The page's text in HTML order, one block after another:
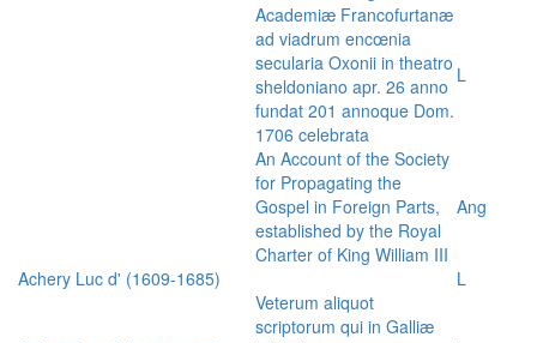
Academiæ Francofurtanæ
ad viadrum encœnia
secularia Oxonii in theatro
sheldoniano apr. 26 anno
fundat 201 annoque Dom.
1706 celebrata
L
An Account of the Society
for Propagating the
Gospel in Foreign Parts,
established by the Royal
Charter of King William III
Ang
Achery Luc d' (1609-1685) L
Veterum aliquot
scriptorum qui in Galliæ